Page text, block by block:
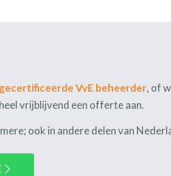
VvE beheerder, of
vrijblijvend een offerte aan.
ook in andere delen van